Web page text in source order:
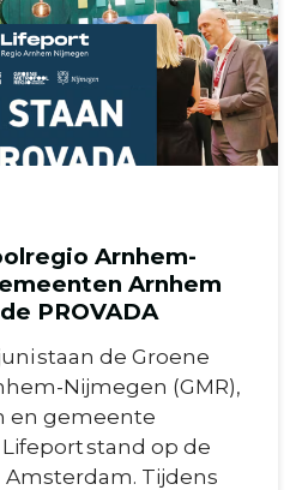
Arnhem-
Arnhem
PROVADA
staan de Groene
Nijmegen (GMR),
en gemeente
stand op de
Amsterdam. Tijdens